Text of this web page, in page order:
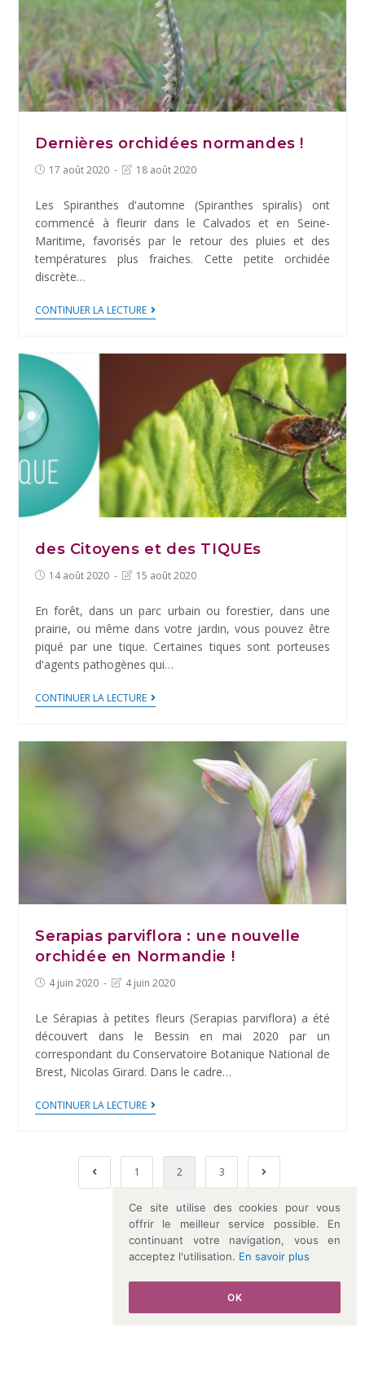
Dernières orchidées normandes !
Post17 août 2020
Post18 août 2020
Les Spiranthes d'automne (Spiranthes spiralis) ont
commencé à fleurir dans le Calvados et en Seine-
Maritime, favorisés par le retour des pluies et des
températures plus fraiches. Cette petite orchidée
discrète…
CONTINUER LA LECTURE
Dernières
des Citoyens et des TIQUEs
Post14 août 2020
Post15 août 2020
En forêt, dans un parc urbain ou forestier, dans une
prairie, ou même dans votre jardin, vous pouvez être
piqué par une tique. Certaines tiques sont porteuses
d'agents pathogènes qui…
CONTINUER LA LECTURE
des
Serapias parviflora : une nouvelle
orchidée en Normandie !
Post4 juin 2020
Post4 juin 2020
Le Sérapias à petites fleurs (Serapias parviflora) a été
découvert dans le Bessin en mai 2020 par un
correspondant du Conservatoire Botanique National de
Brest, Nicolas Girard. Dans le cadre…
CONTINUER LA LECTURE
Serapias
orchidée
en
Normandie
Go to the previous page
1 2 3 Go to the next page
Ce site utilise des cookies pour vous
offrir le meilleur service possible. En
continuant votre navigation, vous en
acceptez l'utilisation. En savoir plus
OK